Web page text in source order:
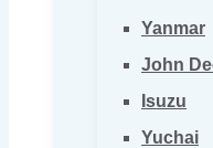
Yanmar
John
Isuzu
Yuchai